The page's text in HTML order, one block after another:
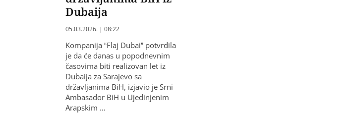
Dubaija
05.03.2026. | 08:22
Kompanija “Flaj Dubai” potvrdila
je da će danas u popodnevnim
časovima biti realizovan let iz
Dubaija za Sarajevo sa
državljanima BiH, izjavio je Srni
Ambasador BiH u Ujedinjenim
Arapskim …